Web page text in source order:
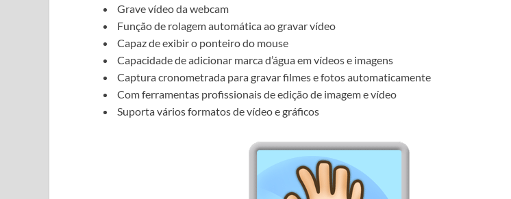
Grave vídeo da webcam
Função de rolagem automática ao gravar vídeo
Capaz de exibir o ponteiro do mouse
Capacidade de adicionar marca d’água em vídeos e imagens
Captura cronometrada para gravar filmes e fotos automaticamente
Com ferramentas profissionais de edição de imagem e vídeo
Suporta vários formatos de vídeo e gráficos